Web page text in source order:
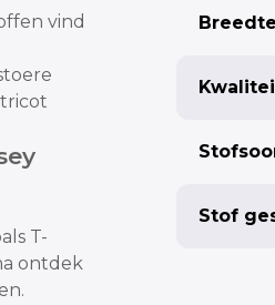
vind
tricot
T-
ontdek
Breedte
Stof